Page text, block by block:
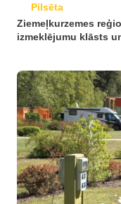
Pilsēta
Ziemeļkurzemes
izmeklējumu klāsts